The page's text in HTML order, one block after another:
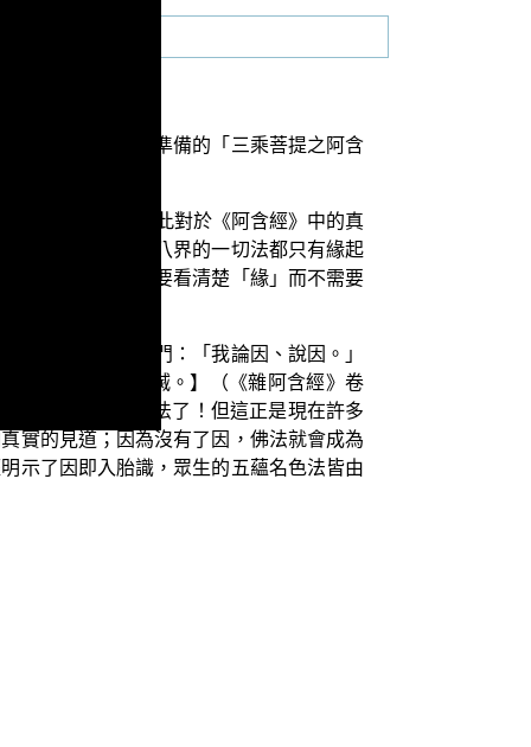
覺同修會為各位準備的「三乘菩提之阿含
知識的解釋，因此對於《阿含經》中的真
最後以為五蘊十八界的一切法都只有緣起
：所以，我們只要看清楚「緣」而不需要
法。
說？」佛告婆羅門：「我論因、說因。」
，有因有緣世間滅。】（《雜阿含經》卷
麼根本就不是佛法了！但這正是現在許多
實的見道；因為沒有了因，佛法就會成為
示了因即入胎識，眾生的五蘊名色法皆由